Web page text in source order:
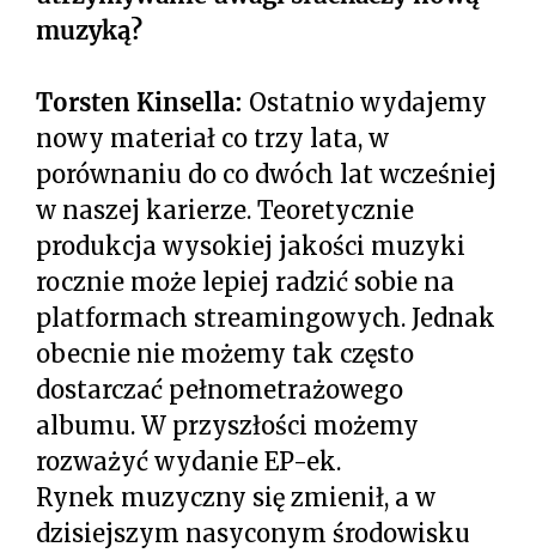
muzyką?
Torsten Kinsella: Ostatnio wydajemy
nowy materiał co trzy lata, w
porównaniu do co dwóch lat wcześniej
w naszej karierze. Teoretycznie
produkcja wysokiej jakości muzyki
rocznie może lepiej radzić sobie na
platformach streamingowych. Jednak
obecnie nie możemy tak często
dostarczać pełnometrażowego
albumu. W przyszłości możemy
rozważyć wydanie EP-ek.
Rynek muzyczny się zmienił, a w
dzisiejszym nasyconym środowisku